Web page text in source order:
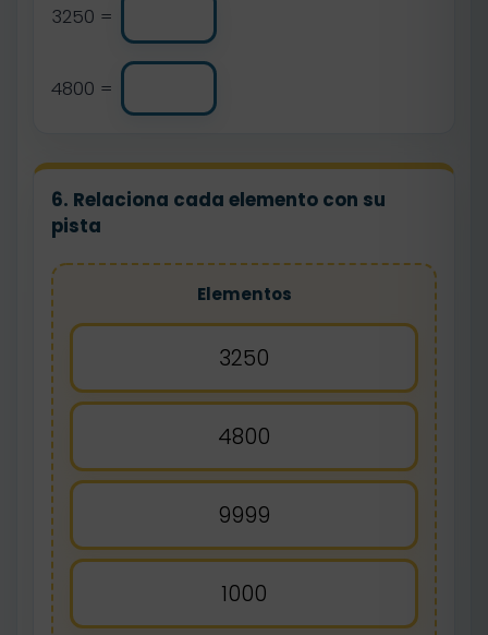
3250 =
4800 =
6. Relaciona cada elemento con su
pista
Elementos
3250
4800
9999
1000